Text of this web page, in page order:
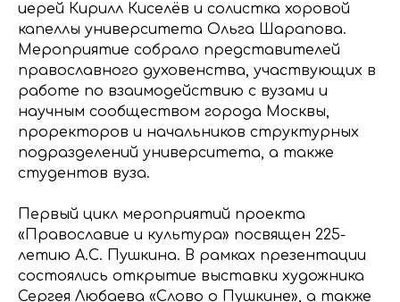
иерей Кирилл Киселёв и солистка хоровой
капеллы университета Ольга Шарапова.
Мероприятие собрало представителей
православного духовенства, участвующих в
работе по взаимодействию с вузами и
научным сообществом города Москвы,
проректоров и начальников структурных
подразделений университета, а также
студентов вуза.
Первый цикл мероприятий проекта
«Православие и культура» посвящен 225-
летию А.С. Пушкина. В рамках презентации
состоялись открытие выставки художника
Сергея Любаева «Слово о Пушкине», а также